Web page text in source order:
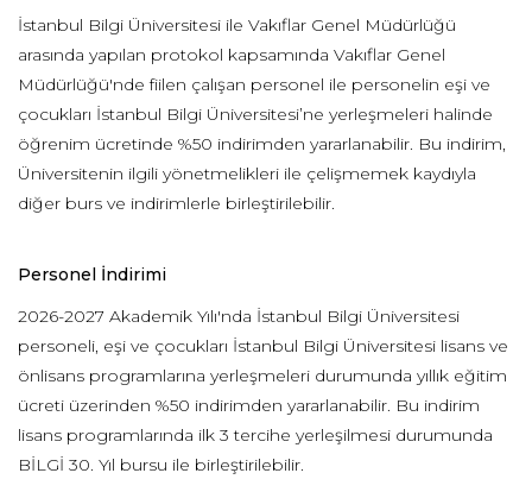
İstanbul Bilgi Üniversitesi ile Vakıflar Genel Müdürlüğü
arasında yapılan protokol kapsamında Vakıflar Genel
Müdürlüğü'nde fiilen çalışan personel ile personelin eşi ve
çocukları İstanbul Bilgi Üniversitesi’ne yerleşmeleri halinde
öğrenim ücretinde %50 indirimden yararlanabilir. Bu indirim,
Üniversitenin ilgili yönetmelikleri ile çelişmemek kaydıyla
diğer burs ve indirimlerle birleştirilebilir.
Personel İndirimi
2026-2027 Akademik Yılı'nda İstanbul Bilgi Üniversitesi
personeli, eşi ve çocukları İstanbul Bilgi Üniversitesi lisans ve
önlisans programlarına yerleşmeleri durumunda yıllık eğitim
ücreti üzerinden %50 indirimden yararlanabilir. Bu indirim
lisans programlarında ilk 3 tercihe yerleşilmesi durumunda
BİLGİ 30. Yıl bursu ile birleştirilebilir.